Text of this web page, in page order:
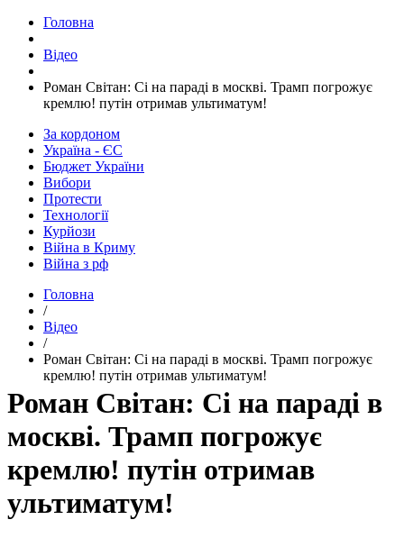
Головна
Відео
​Роман Світан: Сі на параді в москві. Трамп погрожує
кремлю! путін отримав ультиматум!
За кордоном
Україна - ЄС
Бюджет України
Вибори
Протести
Технології
Курйози
Війна в Криму
Війна з рф
Головна
/
Відео
/
​Роман Світан: Сі на параді в москві. Трамп погрожує
кремлю! путін отримав ультиматум!
​Роман Світан: Сі на параді в
москві. Трамп погрожує
кремлю! путін отримав
ультиматум!